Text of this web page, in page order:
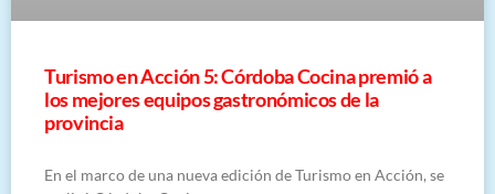
Turismo en Acción 5: Córdoba Cocina premió a
los mejores equipos gastronómicos de la
provincia
En el marco de una nueva edición de Turismo en Acción, se